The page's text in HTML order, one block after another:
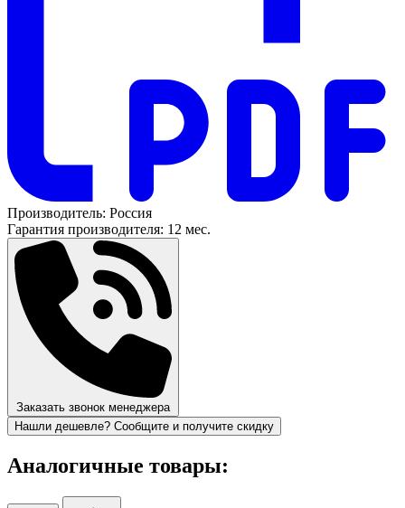
Производитель: Россия
Гарантия производителя: 12 мес.
Заказать звонок менеджера
Нашли дешевле? Сообщите и получите скидку
Аналогичные товары: